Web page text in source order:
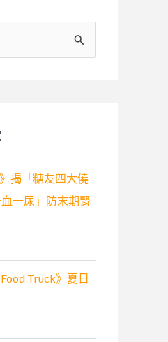
揭「糖友四大僥
一尿」防末期腎
Food Truck》夏日